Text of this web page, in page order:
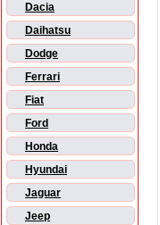
Dacia
Daihatsu
Dodge
Ferrari
Fiat
Ford
Honda
Hyundai
Jaguar
Jeep